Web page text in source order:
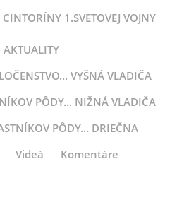
CINTORÍNY 1.SVETOVEJ VOJNY
AKTUALITY
VYŠNÁ VLADIČA
PÔDY... NIŽNÁ VLADIČA
PÔDY... DRIEČNA
Videá Komentáre